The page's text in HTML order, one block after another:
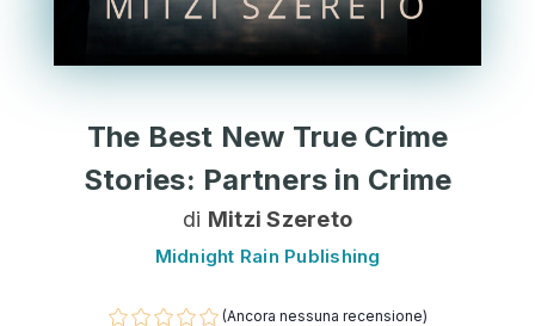
The Best New True Crime
Stories: Partners in Crime
di Mitzi Szereto
Midnight Rain Publishing
(Ancora nessuna recensione)